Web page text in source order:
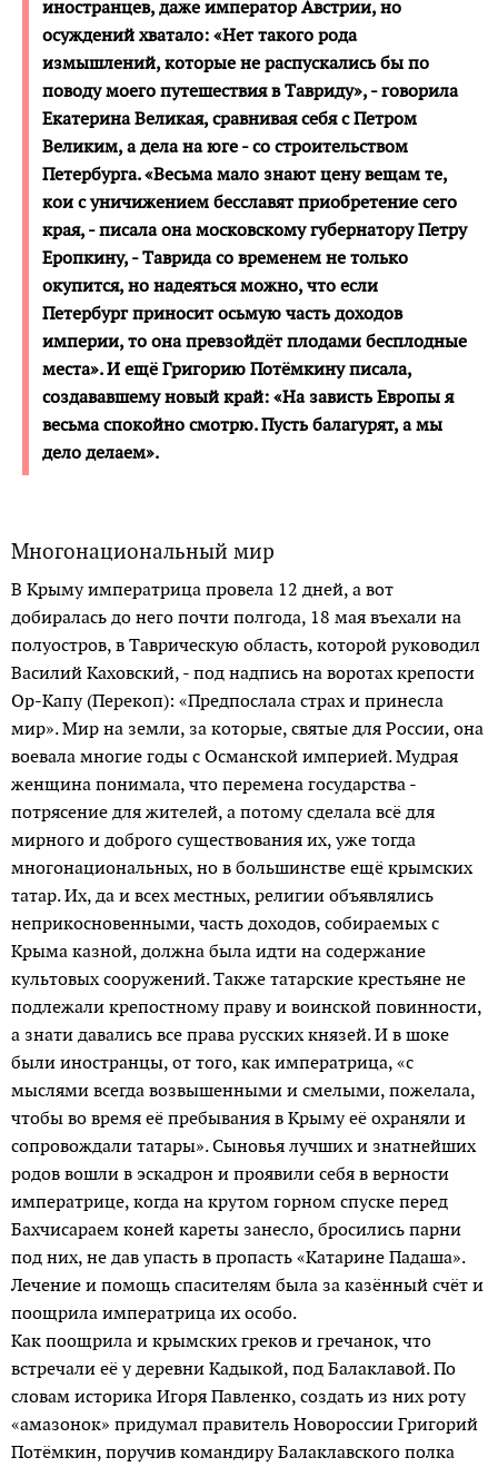
иностранцев, даже император Австрии, но
осуждений хватало: «Нет такого рода
измышлений, которые не распускались бы по
поводу моего путешествия в Тавриду», - говорила
Екатерина Великая, сравнивая себя с Петром
Великим, а дела на юге - со строительством
Петербурга. «Весьма мало знают цену вещам те,
кои с уничижением бесславят приобретение сего
края, - писала она московскому губернатору Петру
Еропкину, - Таврида со временем не только
окупится, но надеяться можно, что если
Петербург приносит осьмую часть доходов
империи, то она превзойдёт плодами бесплодные
места». И ещё Григорию Потёмкину писала,
создававшему новый край: «На зависть Европы я
весьма спокойно смотрю. Пусть балагурят, а мы
дело делаем».
Многонациональный мир
В Крыму императрица провела 12 дней, а вот
добиралась до него почти полгода, 18 мая въехали на
полуостров, в Таврическую область, которой руководил
Василий Каховский, - под надпись на воротах крепос­ти
Ор-Капу (Перекоп): «Предпослала страх и принесла
мир». Мир на земли, за которые, святые для России, она
воевала многие годы с Османской империей. Мудрая
женщина понимала, что перемена государства -
потрясение для жителей, а потому сделала всё для
мирного и доброго существования их, уже тогда
многонациональных, но в большинстве ещё крымских
татар. Их, да и всех местных, религии объявлялись
неприкосновенными, часть доходов, собираемых с
Крыма казной, должна была идти на содержание
культовых сооружений. Также татарские крестьяне не
подлежали крепостному праву и воинской повинности,
а знати давались все права русских князей. И в шоке
были иностранцы, от того, как императрица, «с
мыслями всегда возвышенными и смелыми, пожелала,
чтобы во время её пребывания в Крыму её охраняли и
сопровождали татары». Сыновья лучших и знатнейших
родов вошли в эскадрон и проявили себя в верности
императрице, когда на крутом горном спуске перед
Бахчисараем коней кареты занесло, бросились парни
под них, не дав упасть в пропасть «Катарине Падаша».
Лечение и помощь спасителям была за казённый счёт и
поощрила императрица их особо.
Как поощрила и крымских греков и гречанок, что
встречали её у деревни Кадыкой, под Балаклавой. По
словам историка Игоря Павленко, создать из них роту
«амазонок» придумал правитель Новороссии Григорий
Потёмкин, поручив командиру Балаклавского полка